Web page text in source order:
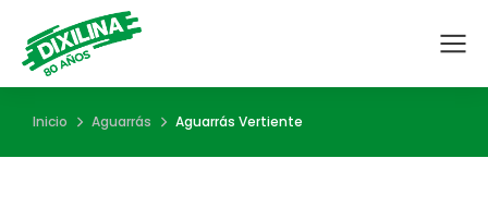
Estás aquí:
Inicio Aguarrás Aguarrás Vertiente